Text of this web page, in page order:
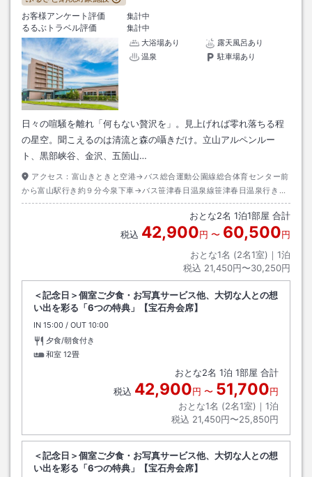
お客様アンケート評価
集計中
るるぶトラベル評価
集計中
大浴場あり
露天風呂あり
温泉
駐車場あり
日々の喧騒を離れ「何もない贅沢を」。見上げれば零れ落ちる程
の星空。聞こえるのは清流と森の囁きだけ。立山アルペンルー
ト、黒部峡谷、金沢、五箇山…
アクセス： 富山きときと空港→バス総合運動公園線総合体育センター前
から富山駅行き約９分今泉下車→バス笹津春日温泉線笹津春日温泉行き約
３７分笹津春日温泉下車→徒歩約０分
おとな2名 1泊1部屋 合計
税込 42,900円 〜 60,500円
おとな1名 (2名1室)｜ 1泊
税込 21,450円〜30,250円
＜記念日＞個室ご夕食・お写真サービス他、大切な人との想
い出を彩る「6つの特典」【宝石舟会席】
IN チェックイン
15:00 / OUT チェックアウト
10:00
夕食/朝食付き
和室 12畳
おとな2名 1泊 1部屋 合計
税込 42,900円 〜 51,700円
おとな1名 (2名1室)｜ 1泊
税込 21,450円〜25,850円
＜記念日＞個室ご夕食・お写真サービス他、大切な人との想
い出を彩る「6つの特典」【宝石舟会席】